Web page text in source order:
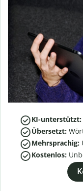
KI-unterstützt:
Übersetzt:
Mehrsprachig:
Kostenlos: